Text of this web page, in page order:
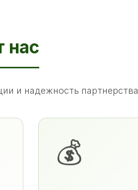
нас
и надежность партнерства
💰